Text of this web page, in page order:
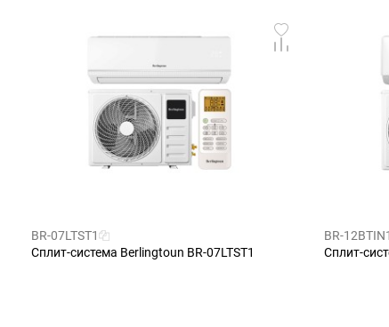
BR-07LTST1
Сплит-система Berlingtoun BR-07LTST1
BR-
Сплит-